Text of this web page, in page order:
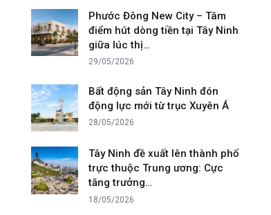
Phước Đông New City – Tâm
điểm hút dòng tiền tại Tây Ninh
giữa lúc thị…
29/05/2026
Bất động sản Tây Ninh đón
động lực mới từ trục Xuyên Á
28/05/2026
Tây Ninh đề xuất lên thành phố
trực thuộc Trung ương: Cực
tăng trưởng…
18/05/2026